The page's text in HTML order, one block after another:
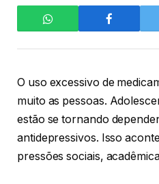
O uso excessivo de
muito as pessoas.
estão se tornando
antidepressivos. Isso
pressões sociais,